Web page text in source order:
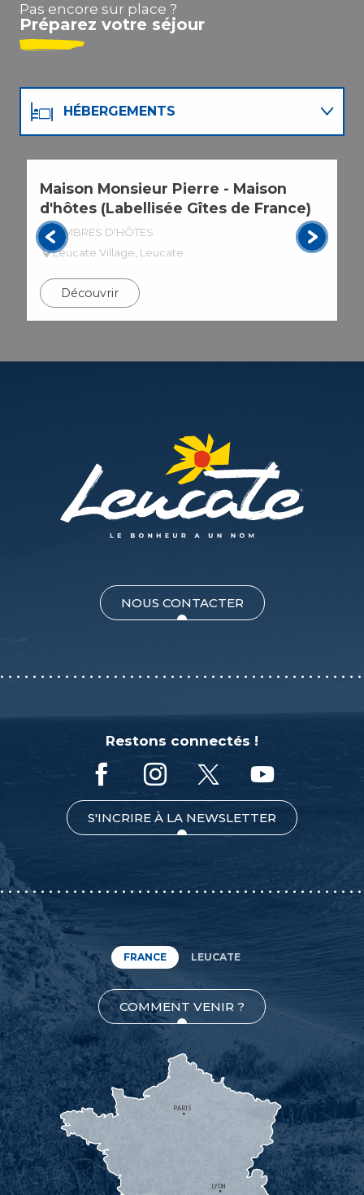
Pas encore sur place ?
Préparez votre séjour
HÉBERGEMENTS
RESTAURANTS
AGENDA
Maison Monsieur Pierre - Maison
d'hôtes (Labellisée Gîtes de France)
CHAMBRES D'HÔTES
Leucate Village, Leucate
Découvrir
NOUS CONTACTER
Restons connectés !
S'INCRIRE À LA NEWSLETTER
FRANCE LEUCATE
COMMENT VENIR ?
LYON
PARIS